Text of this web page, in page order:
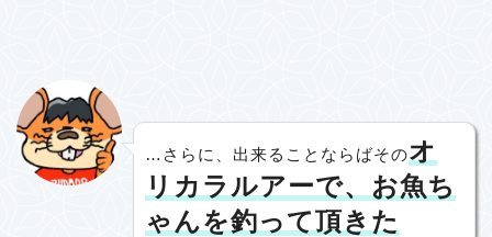
…さらに、出来ることならばそのオ
リカラルアーで、お魚ち
ゃんを釣って頂きた